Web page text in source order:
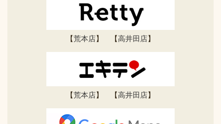
【荒本店】 【高井田店】
【荒本店】 【高井田店】